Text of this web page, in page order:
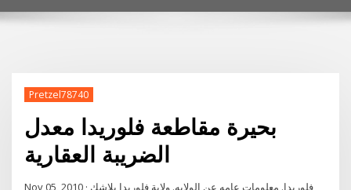
Pretzel78740
بحيرة مقاطعة فلوريدا معدل
الضريبة العقارية
Nov 05, 2010 · فلوريدا. معلومات عامه عن الولايه. ولاية فلوريدا بلاشك